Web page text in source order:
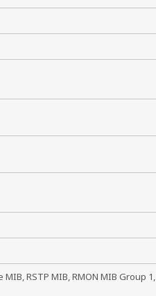
RSTP MIB, RMON MIB Group 1,